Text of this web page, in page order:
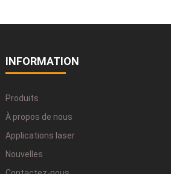
INFORMATION
Produits
À propos de nous
Applications laser
Nouvelles